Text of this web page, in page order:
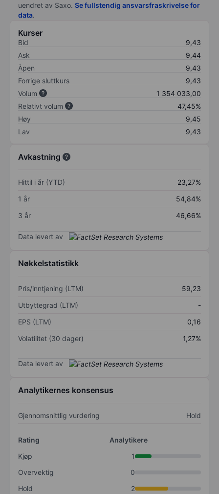
uendret av Saxo. Se fullstendig ansvarsfraskrivelse for
data.
Kurser
Bid
9,43
Ask
9,44
Åpen
9,43
Forrige sluttkurs
9,43
Volum
1 354 033,00
Relativt volum
47,45%
Høy
9,45
Lav
9,43
Avkastning
Hittil i år (YTD)
23,27%
1 år
54,84%
3 år
46,66%
Data levert av
Nøkkelstatistikk
Pris/inntjening (LTM)
59,23
Utbyttegrad (LTM)
-
EPS (LTM)
0,16
Volatilitet (30 dager)
1,27%
Data levert av
Analytikernes konsensus
Gjennomsnittlig vurdering Hold
Rating
Analytikere
Kjøp
1
Overvektig
0
Hold
2